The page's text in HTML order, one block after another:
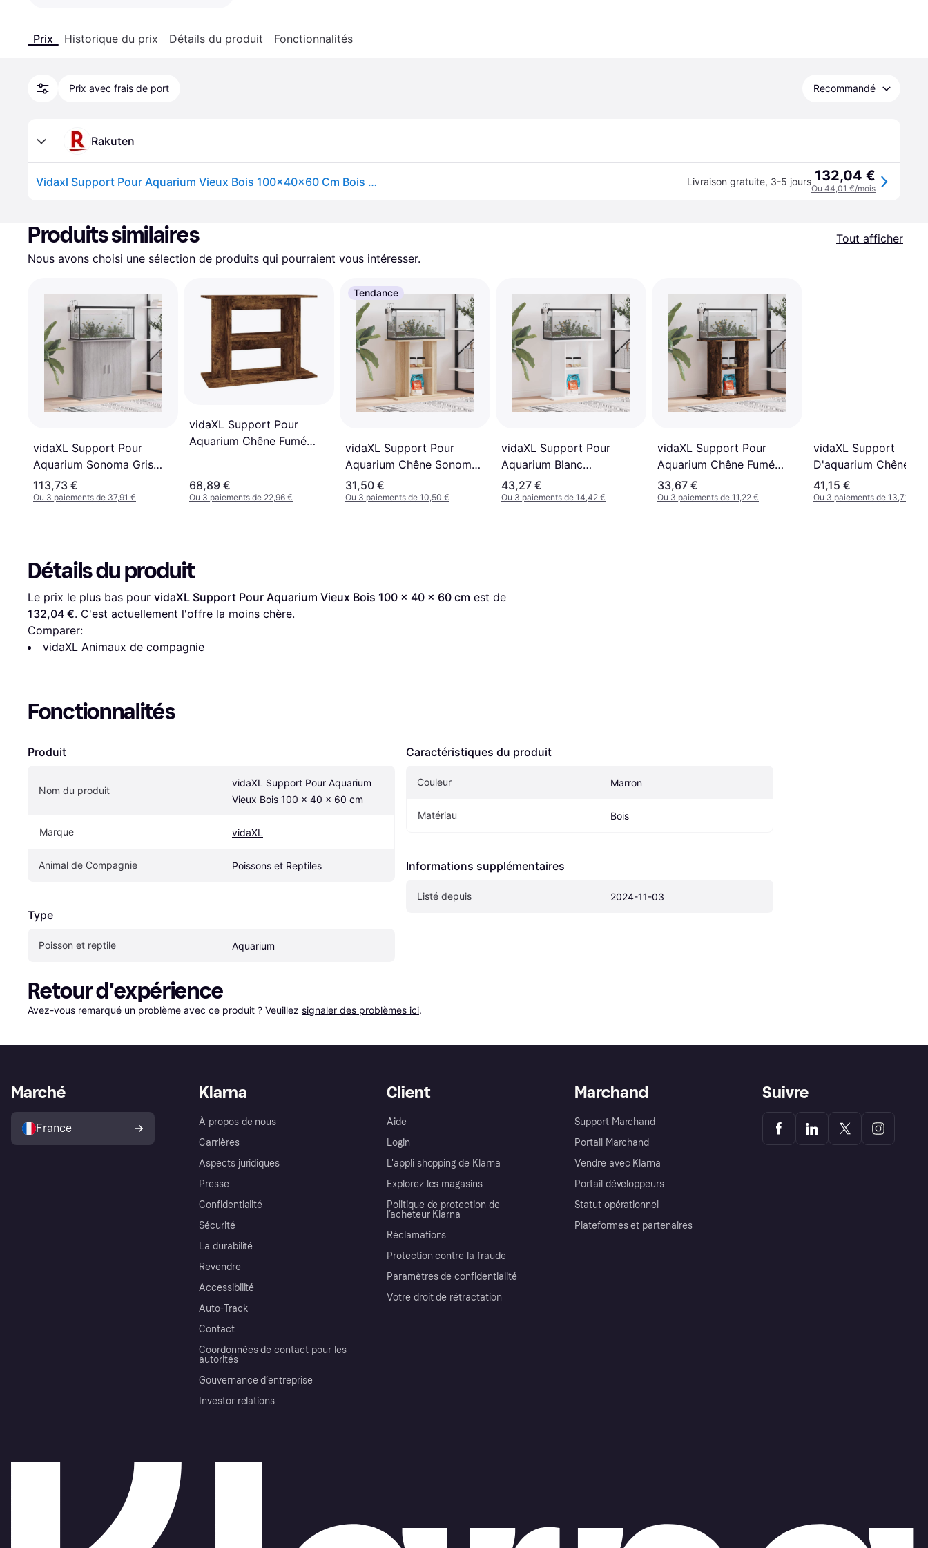
Prix Historique du prix Détails du produit Fonctionnalités
Prix avec frais de port Recommandé
Rakuten
Vidaxl Support Pour Aquarium Vieux Bois 100x40x60 Cm Bois D'ingénierie Livraison gratuite, 3-5 jours 132,04 €
Ou 44,01 €/mois
Produits similaires
Tout afficher
Nous avons choisi une sélection de produits qui pourraient vous intéresser.
vidaXL Support Pour
Aquarium Sonoma Gris
81x36x73 cm
113,73 €
Ou 3 paiements de 37,91 €
vidaXL Support Pour
Aquarium Chêne Fumé
68,89 €
Ou 3 paiements de 22,96 €
Tendance
vidaXL Support Pour
Aquarium Chêne Sonoma
60x30x60 cm Bois
d'ingénierie
31,50 €
Ou 3 paiements de 10,50 €
vidaXL Support Pour
Aquarium Blanc
60x30x60 cm Bois
d'ingénierie
43,27 €
Ou 3 paiements de 14,42 €
vidaXL Support Pour
Aquarium Chêne Fumé
60x30x60 cm
33,67 €
Ou 3 paiements de 11,22 €
vidaXL Support
D'aquarium Chêne
60,5x36x72,5 cm
D'ingénierie
41,15 €
Ou 3 paiements de 13,71 €
Détails du produit
Le prix le plus bas pour vidaXL Support Pour Aquarium Vieux Bois 100 x 40 x 60 cm
132,04 €. C'est actuellement l'offre la moins chère.
Comparer:
vidaXL Animaux de compagnie
Fonctionnalités
Produit
Nom du produit
vidaXL Support Pour Aquarium
Vieux Bois 100 x 40 x 60 cm
Marque vidaXL
Animal de Compagnie Poissons et Reptiles
Type
Poisson et reptile Aquarium
Caractéristiques du produit
Couleur Marron
Matériau Bois
Informations supplémentaires
Listé depuis 2024-11-03
Retour d'expérience
Avez-vous remarqué un problème avec ce produit ? Veuillez signaler des problèmes ici.
Klarna
À propos de nous
Carrières
Aspects juridiques
Presse
Confidentialité
Sécurité
La durabilité
Revendre
Accessibilité
Auto-Track
Contact
Coordonnées de contact pour les
autorités
Gouvernance d’entreprise
Investor relations
Client
Aide
Login
L'appli shopping de Klarna
Explorez les magasins
Politique de protection de
l’acheteur Klarna
Réclamations
Protection contre la fraude
Paramètres de confidentialité
Votre droit de rétractation
Marchand
Support Marchand
Portail Marchand
Vendre avec Klarna
Portail développeurs
Statut opérationnel
Plateformes et partenaires
Marché
France
Suivre